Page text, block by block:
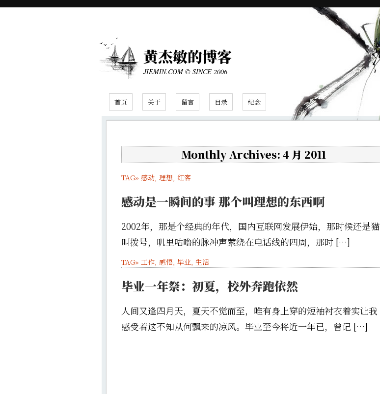
黄杰敏的博客
JIEMIN.COM © SINCE 2006
首页 关于 留言 目录 纪念
Monthly Archives: 4 月 2011
TAG» 感动, 理想, 红客
感动是一瞬间的事 那个叫理想的东西啊
2002年，那是个经典的年代，国内互联网发展伊始，那时候还是猫
叫拨号，叽里咕噜的脉冲声萦绕在电话线的四周，那时 […]
TAG» 工作, 感悟, 毕业, 生活
毕业一年祭：初夏，校外奔跑依然
人间又逢四月天，夏天不觉而至，唯有身上穿的短袖衬衣着实让我
感受着这不知从何飘来的凉风。毕业至今将近一年已，曾记 […]